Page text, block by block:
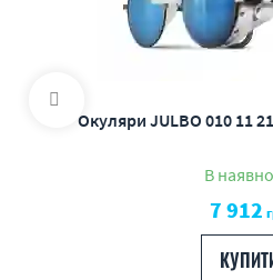
Окуляри JULBO 010 11
В
7 912